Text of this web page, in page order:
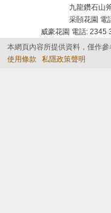
九龍鑽石山
采頣花園 電
威豪花園 電話:
本網頁內容所提供資料，僅作
使用條款
私隱政策聲明